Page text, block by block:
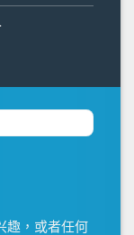
趣，或者任何